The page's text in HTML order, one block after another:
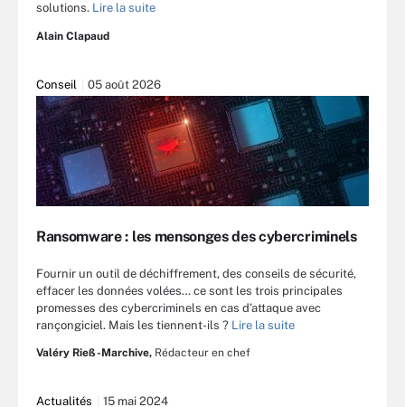
solutions. Lire la suite
Alain Clapaud
Conseil 05 août 2026
Ransomware : les mensonges des cybercriminels
Fournir un outil de déchiffrement, des conseils de sécurité,
effacer les données volées… ce sont les trois principales
promesses des cybercriminels en cas d’attaque avec
rançongiciel. Mais les tiennent-ils ? Lire la suite
Valéry Rieß-Marchive, Rédacteur en chef
Actualités 15 mai 2024